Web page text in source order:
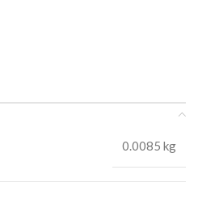
0.0085 kg